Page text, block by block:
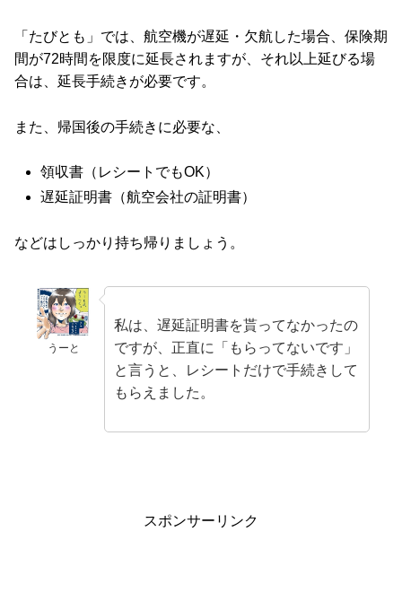
「たびとも」では、航空機が遅延・欠航した場合、保険期
間が72時間を限度に延長されますが、それ以上延びる場
合は、延長手続きが必要です。
また、帰国後の手続きに必要な、
領収書（レシートでもOK）
遅延証明書（航空会社の証明書）
などはしっかり持ち帰りましょう。
うーと
私は、遅延証明書を貰ってなかったの
ですが、正直に「もらってないです」
と言うと、レシートだけで手続きして
もらえました。
スポンサーリンク